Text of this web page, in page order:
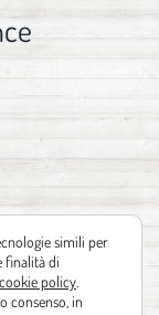
simili per
finalità di
cookie policy
consenso, in